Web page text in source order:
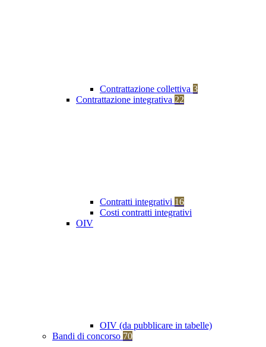
Contrattazione collettiva 3
Contrattazione integrativa 22
Contratti integrativi 16
Costi contratti integrativi
OIV
OIV (da pubblicare in tabelle)
Bandi di concorso 70